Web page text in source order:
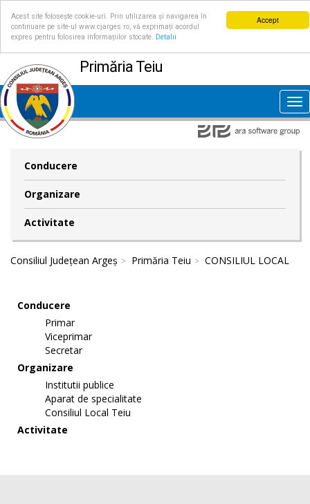
Accept
Acest site folosește cookie-uri. Prin utilizarea și navigarea în
continuare pe site-ul www.cjarges.ro, vă exprimați acordul
expres pentru folosirea informațiilor stocate.
Detalii
Primăria Teiu
Conducere
Organizare
Activitate
Consiliul Județean Argeș Primăria Teiu CONSILIUL LOCAL
Conducere
Primar
Viceprimar
Secretar
Organizare
Institutii publice
Aparat de specialitate
Consiliul Local Teiu
Activitate